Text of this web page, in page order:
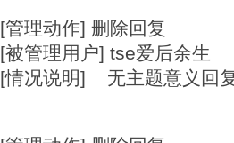
[管理动作] 删除回复
[被管理用户] tse爱后余生
[情况说明] 无主题意义回